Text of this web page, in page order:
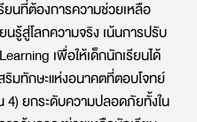
ยนที่ต้องการความช่วยเหลือ
นรู้สู่โลกความจริง เน้นการปรับ
เพื่อให้เด็กนักเรียนได้
ริมทักษะแห่งอนาคตที่ตอบโจทย์
4) ยกระดับความปลอดภัยทั้งใน